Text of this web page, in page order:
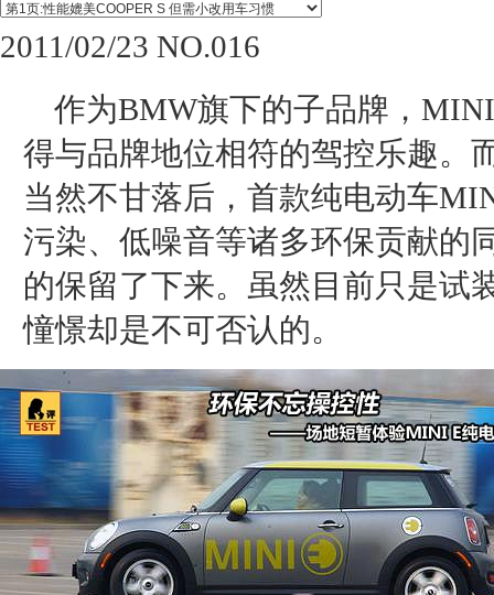
2011/02/23 NO.016
作为BMW旗下的子品牌，
得与品牌地位相符的驾控乐趣。
当然不甘落后，首款纯电动车
污染、低噪音等诸多环保贡献的
的保留了下来。虽然目前只是试
憧憬却是不可否认的。